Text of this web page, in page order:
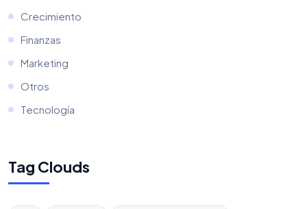
Crecimiento
Finanzas
Marketing
Otros
Tecnología
Tag Clouds